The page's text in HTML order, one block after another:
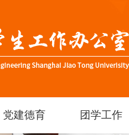
党建德育 团学工作